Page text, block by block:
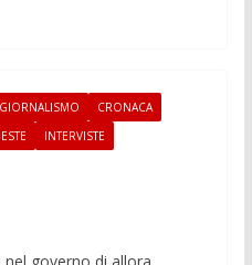
CRONACA
INTERVISTE